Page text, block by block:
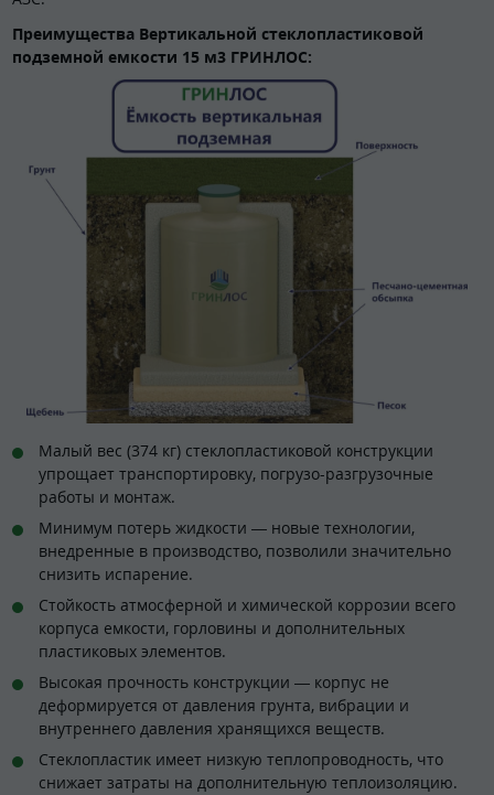
Преимущества Вертикальной стеклопластиковой
подземной емкости 15 м3 ГРИНЛОС:
Малый вес (374 кг) стеклопластиковой конструкции
упрощает транспортировку, погрузо-разгрузочные
работы и монтаж.
Минимум потерь жидкости — новые технологии,
внедренные в производство, позволили значительно
снизить испарение.
Стойкость атмосферной и химической коррозии всего
корпуса емкости, горловины и дополнительных
пластиковых элементов.
Высокая прочность конструкции — корпус не
деформируется от давления грунта, вибрации и
внутреннего давления хранящихся веществ.
Стеклопластик имеет низкую теплопроводность, что
снижает затраты на дополнительную теплоизоляцию.